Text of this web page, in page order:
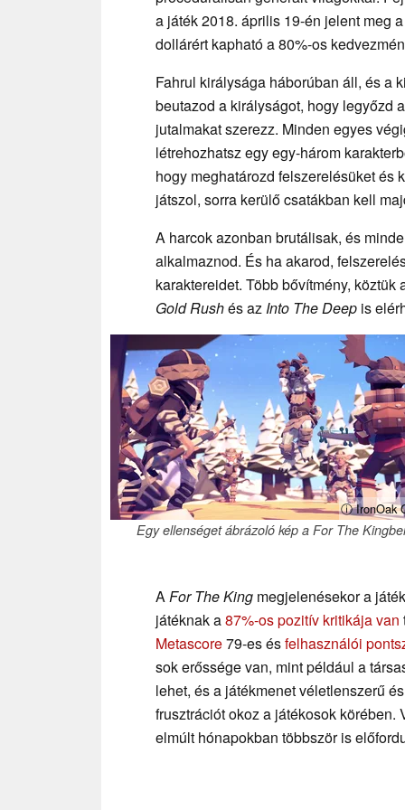
a játék 2018. április 19-én jelent meg
dollárért kapható a 80%-os
Fahrul királysága háborúban áll, és a
beutazod a királyságot, hogy legyőzd
jutalmakat szerezz. Minden egyes
létrehozhatsz egy egy-három
hogy meghatározd felszerelésüket és
játszol, sorra kerülő csatákban kell
A harcok azonban brutálisak, és
alkalmaznod. És ha akarod,
karaktereidet. Több bővítmény, köztük
Gold Rushés az Into The Deep is
ⓘ IronOak
Egy ellenséget ábrázoló kép a For The
AFor The King megjelenésekor a
játéknak a87%-os pozitív kritikája van
Metascore79-es ésfelhasználói
sok erőssége van, mint például a
lehet, és a játékmenet véletlenszerű
frusztrációt okoz a játékosok körében.
elmúlt hónapokban többször is